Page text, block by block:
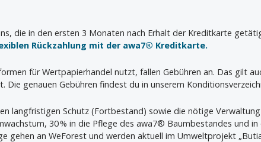
die in den ersten 3 Monaten nach Erhalt der Kreditkarte
Rückzahlung mit der awa7® Kreditkarte.
für Wertpapierhandel nutzt, fallen Gebühren an. Das gilt
genauen Gebühren findest du in unserem
langfristigen Schutz (Fortbestand) sowie die nötige
30 % in die Pflege des awa7® Baumbestandes und
an WeForest und werden aktuell im Umweltprojekt